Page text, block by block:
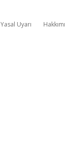
Yasal Uyarı